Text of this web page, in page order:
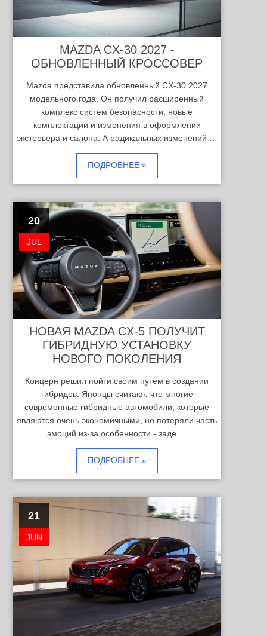
MAZDA CX-30 2027 -
ОБНОВЛЕННЫЙ КРОССОВЕР
Mazda представила обновленный CX-30 2027
модельного года. Он получил расширенный
комплекс систем безопасности, новые
комплектации и изменения в оформлении
экстерьера и салона. А радикальных изменений …
ПОДРОБНЕЕ »
20
JUL
НОВАЯ MAZDA CX-5 ПОЛУЧИТ
ГИБРИДНУЮ УСТАНОВКУ
НОВОГО ПОКОЛЕНИЯ
Концерн решил пойти своим путем в создании
гибридов. Японцы считают, что многие
современные гибридные автомобили, которые
являются очень экономичными, но потеряли часть
эмоций из-за особенности - заде …
ПОДРОБНЕЕ »
21
JUN